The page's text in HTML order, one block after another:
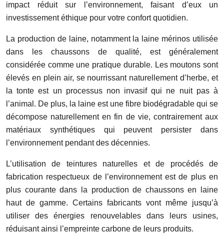
impact réduit sur l’environnement, faisant d’eux un
investissement éthique pour votre confort quotidien.
La production de laine, notamment la laine mérinos utilisée
dans les chaussons de qualité, est généralement
considérée comme une pratique durable. Les moutons sont
élevés en plein air, se nourrissant naturellement d’herbe, et
la tonte est un processus non invasif qui ne nuit pas à
l’animal. De plus, la laine est une fibre biodégradable qui se
décompose naturellement en fin de vie, contrairement aux
matériaux synthétiques qui peuvent persister dans
l’environnement pendant des décennies.
L’utilisation de teintures naturelles et de procédés de
fabrication respectueux de l’environnement est de plus en
plus courante dans la production de chaussons en laine
haut de gamme. Certains fabricants vont même jusqu’à
utiliser des énergies renouvelables dans leurs usines,
réduisant ainsi l’empreinte carbone de leurs produits.